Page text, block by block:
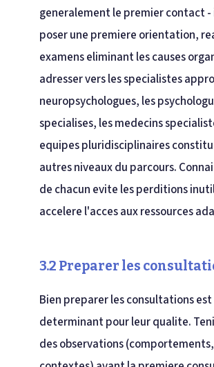
generalement le premier contact
poser une premiere orientation,
examens eliminant les causes
adresser vers les specialistes
neuropsychologues, les
specialises, les medecins
equipes pluridisciplinaires
autres niveaux du parcours.
de chacun evite les perditions
accelere l'acces aux ressources
3.2 Preparer les
Bien preparer les consultations
determinant pour leur qualite.
des observations